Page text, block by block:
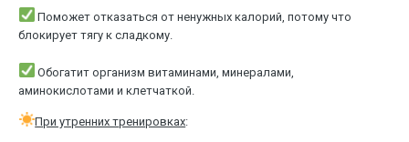
Поможет отказаться от ненужных калорий, потому что
блокирует тягу к сладкому.
Обогатит организм витаминами, минералами,
аминокислотами и клетчаткой.
При утренних тренировках: